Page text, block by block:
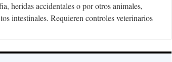
heridas accidentales o por otros animales,
intestinales. Requieren controles veterinarios